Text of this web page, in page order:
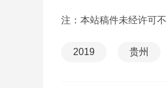
注：本站稿件未经许可
2019 贵州